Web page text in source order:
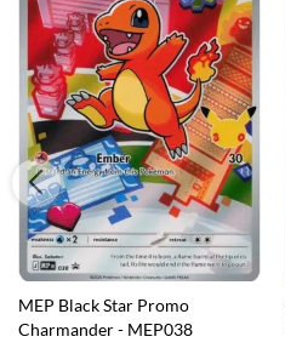
MEP Black Star Promo
Charmander - MEP038